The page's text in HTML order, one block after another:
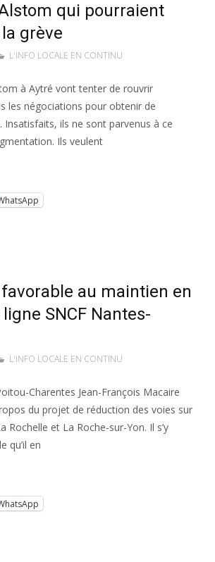
qui pourraient
grève
L'INFO LOCALE EN CONTINU
à Aytré vont tenter de rouvrir
les négociations pour obtenir de
Insatisfaits, ils ne sont parvenus à ce
Ils veulent
au maintien en
ligne SNCF Nantes-
L'INFO LOCALE EN CONTINU
Charentes Jean-François Macaire
du projet de réduction des voies sur
Rochelle et La Roche-sur-Yon. Il s’y
qu’il en